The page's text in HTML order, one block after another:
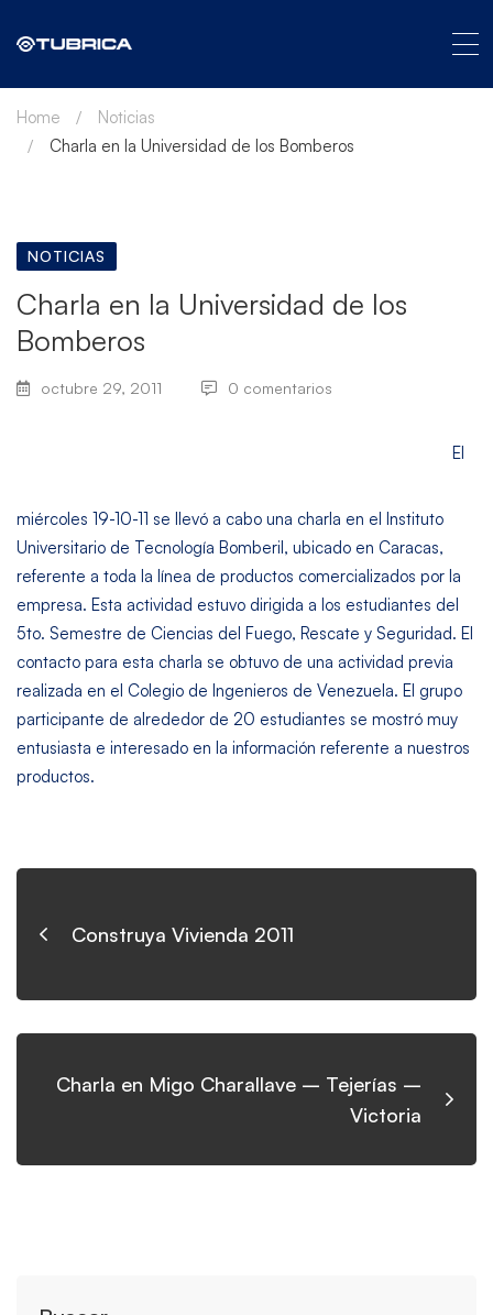
Home
Noticias
Charla en la Universidad de los Bomberos
NOTICIAS
Charla en la Universidad de los
Bomberos
octubre 29, 2011 0 comentarios
El
miércoles 19-10-11 se llevó a cabo una charla en el Instituto
Universitario de Tecnología Bomberil, ubicado en Caracas,
referente a toda la línea de productos comercializados por la
empresa. Esta actividad estuvo dirigida a los estudiantes del
5to. Semestre de Ciencias del Fuego, Rescate y Seguridad. El
contacto para esta charla se obtuvo de una actividad previa
realizada en el Colegio de Ingenieros de Venezuela. El grupo
participante de alrededor de 20 estudiantes se mostró muy
entusiasta e interesado en la información referente a nuestros
productos.
Construya Vivienda 2011
Charla en Migo Charallave – Tejerías –
Victoria